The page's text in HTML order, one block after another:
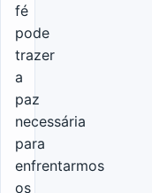
fé
pode
trazer
a
paz
necessária
para
enfrentarmos
os